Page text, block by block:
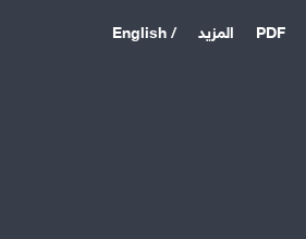
PDF المزيد / English